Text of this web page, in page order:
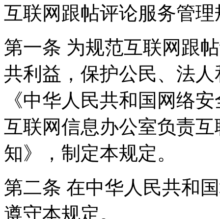
互联网跟帖评论服务管理
第一条 为规范互联网跟
共利益，保护公民、法
《中华人民共和国网络
互联网信息办公室负责
知》，制定本规定。
第二条 在中华人民共和
遵守本规定。